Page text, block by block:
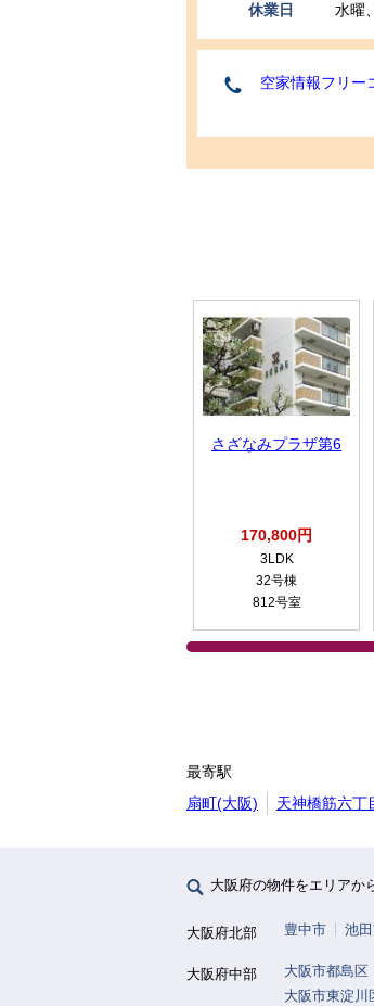
休業日
水曜
空家情報フリー
さざなみプラザ第6
170,800円
3LDK
32号棟
812号室
最寄駅
扇町(大阪)
天神橋筋六丁
大阪府の物件をエリアか
大阪府北部 豊中市 池
大阪府中部 大阪市都島区
大阪市東淀川